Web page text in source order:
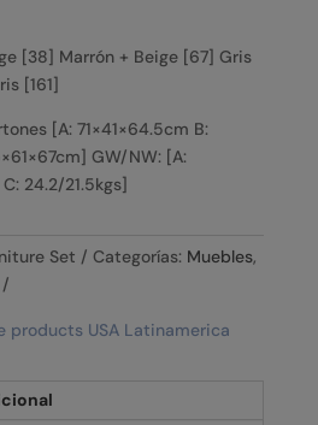
[38] Marrón + Beige [67] Gris
[161]
[A: 71×41×64.5cm B:
×61×67cm] GW/NW: [A:
24.2/21.5kgs]
Set Categorías: Muebles,